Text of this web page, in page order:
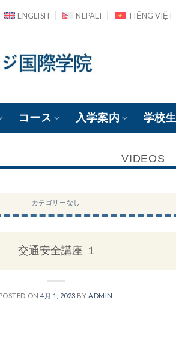
ENGLISH NEPALI TIẾNG VIỆT
コース 入学案内 学校
VIDEOS
カテゴリーなし
交通安全講座 １
POSTED ON4月 1, 2023 BYADMIN